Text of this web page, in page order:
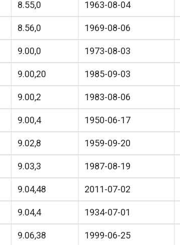
8.55,0 1963-08-04
8.56,0 1969-08-06
9.00,0 1973-08-03
9.00,20 1985-09-03
9.00,2 1983-08-06
9.00,4 1950-06-17
9.02,8 1959-09-20
9.03,3 1987-08-19
9.04,48 2011-07-02
9.04,4 1934-07-01
9.06,38 1999-06-25